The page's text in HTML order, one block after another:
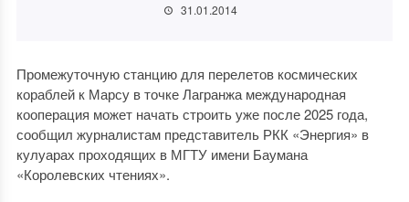
31.01.2014
Промежуточную станцию для перелетов космических
кораблей к Марсу в точке Лагранжа международная
кооперация может начать строить уже после 2025 года,
сообщил журналистам представитель РКК «Энергия» в
кулуарах проходящих в МГТУ имени Баумана
«Королевских чтениях».